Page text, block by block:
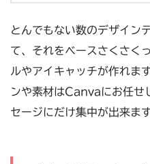
とんでもない数のデザイン
て、それをベースさくさく
ルやアイキャッチが作れま
ンや素材はCanvaにお任せ
セージにだけ集中が出来ます